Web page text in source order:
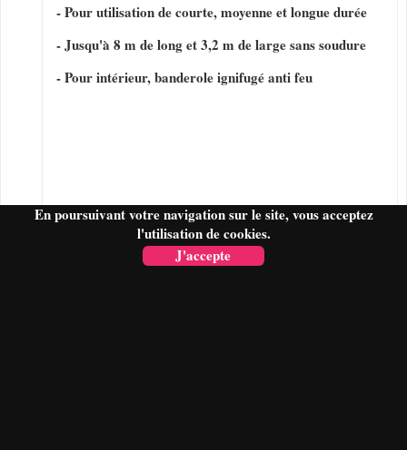
En poursuivant votre navigation sur le site, vous acceptez
l'utilisation de cookies.
J'accepte
- Pour utilisation de courte, moyenne et longue durée
- Jusqu'à 8 m de long et 3,2 m de large sans soudure
- Pour intérieur, banderole ignifugé anti feu